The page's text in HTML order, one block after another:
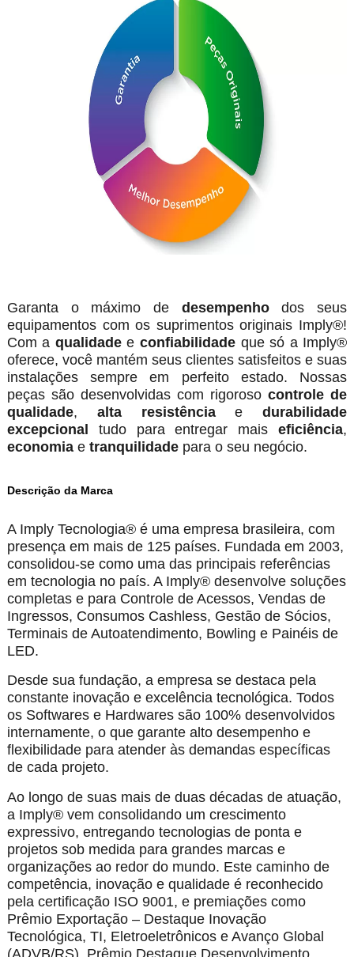
Garanta o máximo de desempenhodos seus
equipamentos com os suprimentos originais Imply®!
Com a qualidadeeconfiabilidade que só a Imply®
oferece, você mantém seus clientes satisfeitos e suas
instalações sempre em perfeito estado. Nossas
peças são desenvolvidas com rigorosocontrole de
qualidade, alta resistênciaedurabilidade
excepcional tudo para entregar maiseficiência,
economiae tranquilidadepara o seu negócio.
Descrição da Marca
A Imply Tecnologia® é uma empresa brasileira, com
presença em mais de 125 países. Fundada em 2003,
consolidou-se como uma das principais referências
em tecnologia no país. A Imply® desenvolve soluções
completas e para Controle de Acessos, Vendas de
Ingressos, Consumos Cashless, Gestão de Sócios,
Terminais de Autoatendimento, Bowling e Painéis de
LED.
Desde sua fundação, a empresa se destaca pela
constante inovação e excelência tecnológica. Todos
os Softwares e Hardwares são 100% desenvolvidos
internamente, o que garante alto desempenho e
flexibilidade para atender às demandas específicas
de cada projeto.
Ao longo de suas mais de duas décadas de atuação,
a Imply® vem consolidando um crescimento
expressivo, entregando tecnologias de ponta e
projetos sob medida para grandes marcas e
organizações ao redor do mundo. Este caminho de
competência, inovação e qualidade é reconhecido
pela certificação ISO 9001, e premiações como
Prêmio Exportação – Destaque Inovação
Tecnológica, TI, Eletroeletrônicos e Avanço Global